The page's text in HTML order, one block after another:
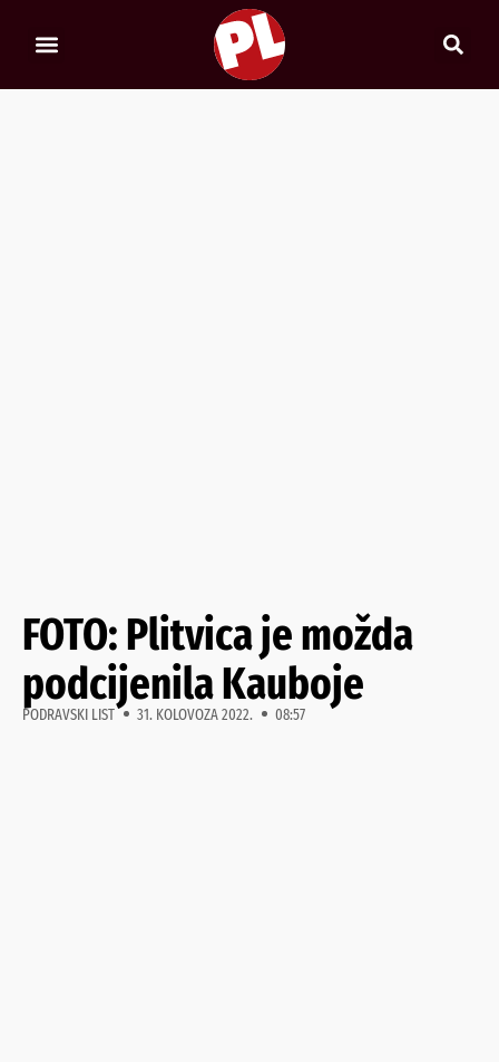
FOTO: Plitvica je možda
podcijenila Kauboje
PODRAVSKI LIST 31. KOLOVOZA 2022. 08:57